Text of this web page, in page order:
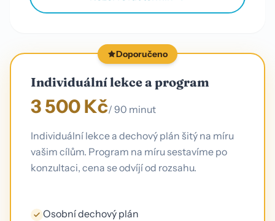
Doporučeno
Individuální lekce a program
3 500 Kč/ 90 minut
Individuální lekce a dechový plán šitý na míru
vašim cílům. Program na míru sestavíme po
konzultaci, cena se odvíjí od rozsahu.
Osobní dechový plán